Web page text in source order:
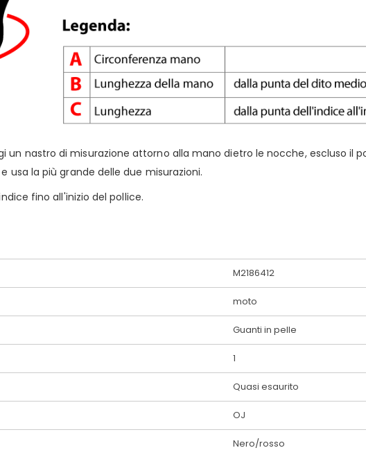
un nastro di misurazione attorno alla mano dietro le nocche, escluso
usa la più grande delle due misurazioni.
fino all'inizio del pollice.
M2186412
moto
Guanti in pelle
1
Quasi esaurito
OJ
Nero/rosso